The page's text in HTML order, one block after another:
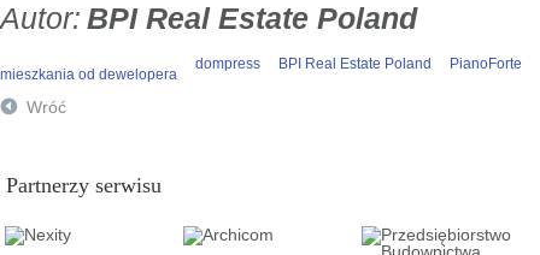
BPI Real Estate Poland
mieszkania od dewelopera
dompress BPI Real Estate Poland PianoForte
Wróć
Partnerzy serwisu